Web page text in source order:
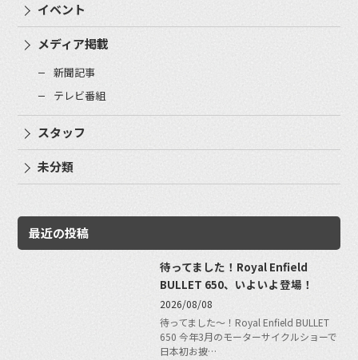
イベント
メディア掲載
新聞記事
テレビ番組
スタッフ
未分類
最近の投稿
待ってました！Royal Enfield
BULLET 650、いよいよ登場！
2026/08/08
待ってました〜！Royal Enfield BULLET
650 今年3月のモーターサイクルショーで
日本初お披…